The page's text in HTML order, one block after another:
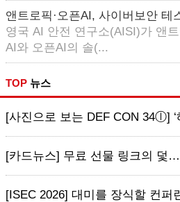
앤트로픽·오픈AI, 사이버보안 테
영국 AI 안전 연구소(AISI)가 앤
AI와 오픈AI의 솔(...
TOP 뉴스
[사진으로 보는 DEF CON 34ⓛ] ‘
[카드뉴스] 무료 선물 링크의 덫
[ISEC 2026] 대미를 장식할 컨퍼